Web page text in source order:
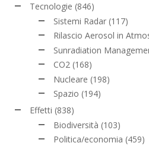
Tecnologie (846)
Sistemi Radar (117)
Rilascio Aerosol in
Sunradiation
CO2 (168)
Nucleare (198)
Spazio (194)
Effetti (838)
Biodiversità (103)
Politica/economia (459)